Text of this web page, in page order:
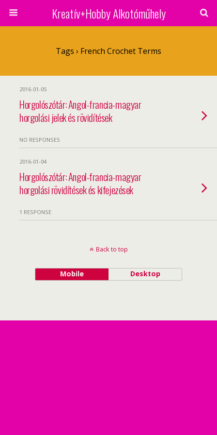
Kreatív+Hobby Alkotóműhely
Tags › French Crochet Terms
2016-01-05
Horgolószótár: Angol-francia-magyar
horgolási jelek és rövidítések
NO RESPONSES
2016-01-04
Horgolószótár: Angol-francia-magyar
horgolási rövidítések és kifejezések
1 RESPONSE
Back to top
Mobile Desktop